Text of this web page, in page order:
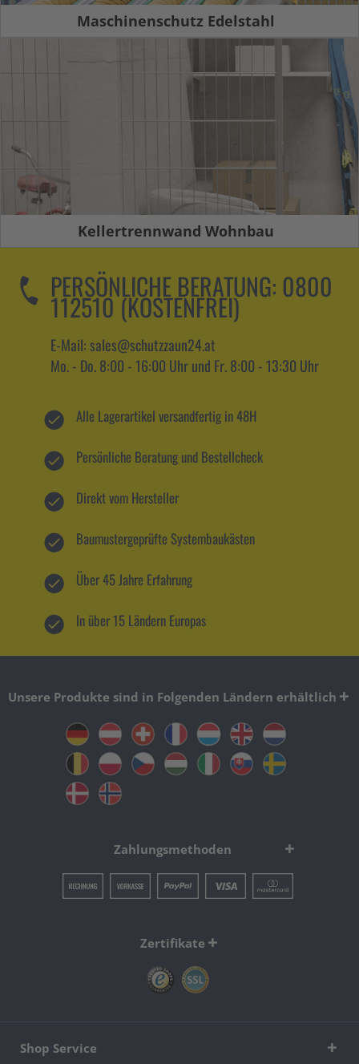
Maschinenschutz Edelstahl
Kellertrennwand Wohnbau
PERSÖNLICHE BERATUNG: 0800
112510 (KOSTENFREI)
E-Mail: sales@schutzzaun24.at
Mo. - Do. 8:00 - 16:00 Uhr und Fr. 8:00 - 13:30 Uhr
Alle Lagerartikel versandfertig in 48H
Persönliche Beratung und Bestellcheck
Direkt vom Hersteller
Baumustergeprüfte Systembaukästen
Über 45 Jahre Erfahrung
In über 15 Ländern Europas
Unsere Produkte sind in Folgenden Ländern erhältlich
Zahlungsmethoden
Zertifikate
Shop Service